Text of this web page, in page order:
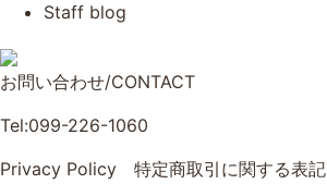
Staff blog
お問い合わせ/CONTACT
Tel:099-226-1060
Privacy Policy
特定商取引に関する表記